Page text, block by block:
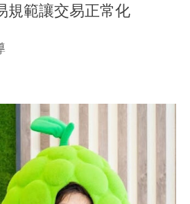
規範讓交易正常化